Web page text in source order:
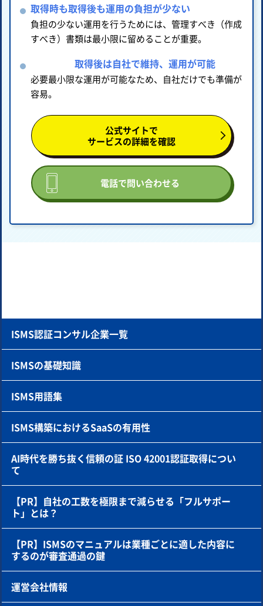
取得時も取得後も運用の負担が少ない
負担の少ない運用を行うためには、管理すべき（作成
すべき）書類は最小限に留めることが重要。
取得後は自社で維持、運用が可能
必要最小限な運用が可能なため、自社だけでも準備が
容易。
公式サイトで
サービスの詳細を確認
電話で問い合わせる
ISMS認証コンサル企業一覧
ISMSの基礎知識
ISMS用語集
ISMS構築におけるSaaSの有用性
AI時代を勝ち抜く信頼の証 ISO 42001認証取得につい
て
【PR】自社の工数を極限まで減らせる「フルサポー
ト」とは？
【PR】ISMSのマニュアルは業種ごとに適した内容に
するのが審査通過の鍵
運営会社情報